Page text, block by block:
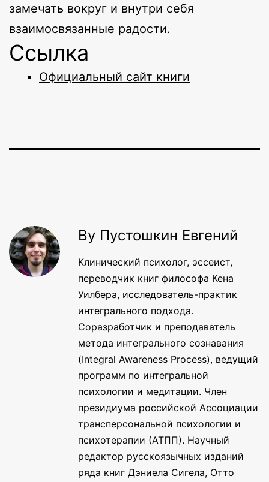
замечать вокруг и внутри себя
взаимосвязанные радости.
Ссылка
Официальный сайт книги
By Пустошкин Евгений
Клинический психолог, эссеист,
переводчик книг философа Кена
Уилбера, исследователь-практик
интегрального подхода.
Соразработчик и преподаватель
метода интегрального сознавания
(Integral Awareness Process), ведущий
программ по интегральной
психологии и медитации. Член
президиума российской Ассоциации
трансперсональной психологии и
психотерапии (АТПП). Научный
редактор русскоязычных изданий
ряда книг Дэниела Сигела, Отто